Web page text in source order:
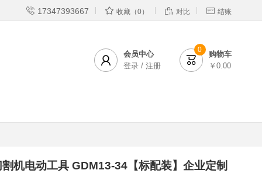
 17347393667  收藏（0）  对比  结账
0

购物车
￥0.00

会员中心
登录 / 注册
机电动工具 GDM13-34【标配装】企业定制